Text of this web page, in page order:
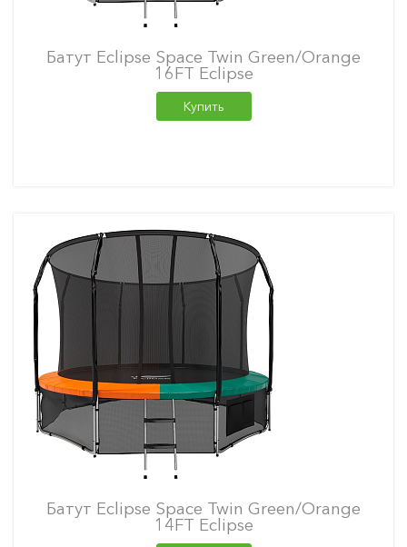
Батут Eclipse Space Twin Green/Orange
16FT Eclipse
Купить
Батут Eclipse Space Twin Green/Orange
14FT Eclipse